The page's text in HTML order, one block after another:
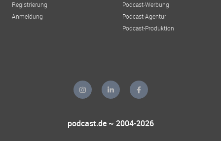
Registrierung
Anmeldung
Podcast-Werbung
Podcast-Agentur
Podcast-Produktion
podcast.de ~ 2004-2026